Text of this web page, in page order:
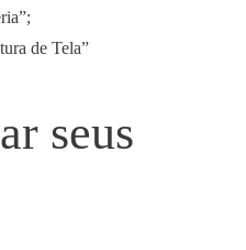
de Tela”
seus